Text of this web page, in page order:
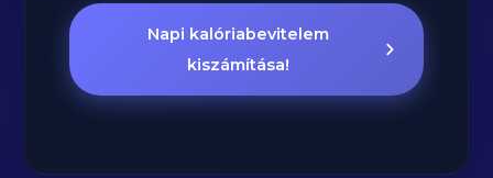
Napi kalóriabevitelem
kiszámítása!